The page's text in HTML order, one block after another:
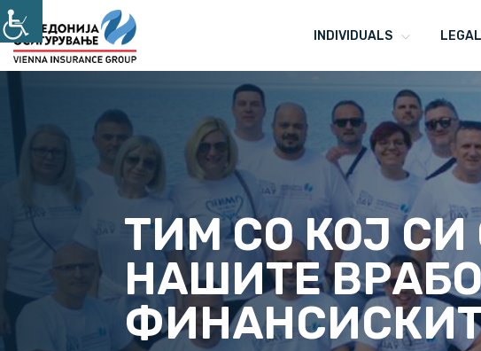
INDIVIDUALS
ТИМ СО КОЈ СИ
НАШИТЕ